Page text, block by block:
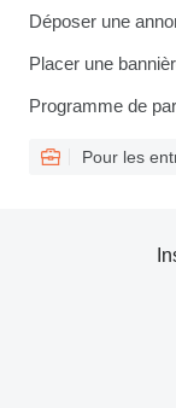
Déposer une
Placer une
Programme de
Pour les